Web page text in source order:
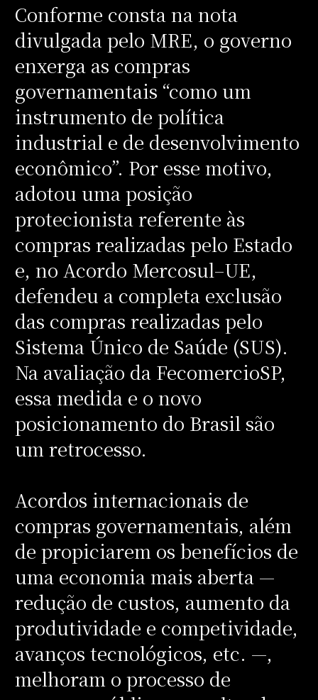
Conforme consta na nota
divulgada pelo MRE, o governo
enxerga as compras
governamentais “como um
instrumento de política
industrial e de desenvolvimento
econômico”. Por esse motivo,
adotou uma posição
protecionista referente às
compras realizadas pelo Estado
e, no Acordo Mercosul–UE,
defendeu a completa exclusão
das compras realizadas pelo
Sistema Único de Saúde (SUS).
Na avaliação da FecomercioSP,
essa medida e o novo
posicionamento do Brasil são
um retrocesso.
Acordos internacionais de
compras governamentais, além
de propiciarem os benefícios de
uma economia mais aberta —
redução de custos, aumento da
produtividade e competividade,
avanços tecnológicos, etc. —,
melhoram o processo de